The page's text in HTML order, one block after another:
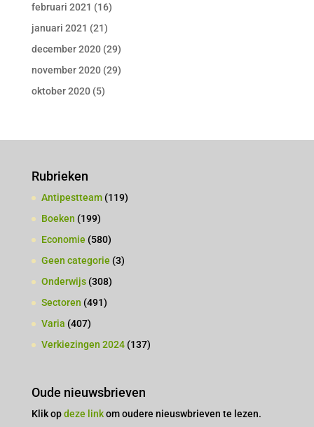
februari 2021 (16)
januari 2021 (21)
december 2020(29)
november 2020(29)
oktober 2020(5)
Rubrieken
Antipestteam(119)
Boeken (199)
Economie (580)
Geen categorie (3)
Onderwijs(308)
Sectoren (491)
Varia (407)
Verkiezingen 2024(137)
Oude nieuwsbrieven
Klik opdeze linkom oudere nieuswbrieven te lezen.